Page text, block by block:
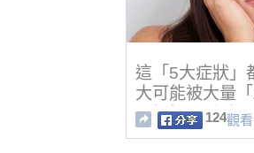
這「5大症狀」
大可能被大量
要好好看看哦！
124觀看